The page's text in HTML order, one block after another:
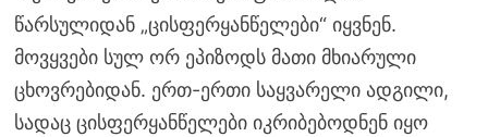
წარსულიდან „ცისფერყანწელები“ იყვნენ.
მოვყვები სულ ორ ეპიზოდს მათი მხიარული
ცხოვრებიდან. ერთ-ერთი საყვარელი ადგილი,
სადაც ცისფერყანწელები იკრიბებოდნენ იყო